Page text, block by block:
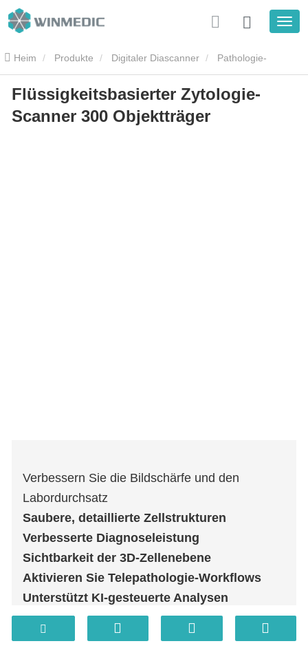
Heim Produkte Digitaler Diascanner Pathologie-
Objektträgerscanner Flüssigkeitsbasierter Zytologie-Scanner 300
Objektträger
Flüssigkeitsbasierter Zytologie-
Scanner 300 Objektträger
Verbessern Sie die Bildschärfe und den
Labordurchsatz
Saubere, detaillierte Zellstrukturen
Verbesserte Diagnoseleistung
Sichtbarkeit der 3D-Zellenebene
Aktivieren Sie Telepathologie-Workflows
Unterstützt KI-gesteuerte Analysen